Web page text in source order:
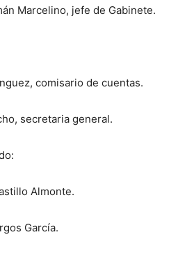
Marcelino, jefe de Gabinete.
comisario de cuentas.
secretaria general.
Almonte.
García.